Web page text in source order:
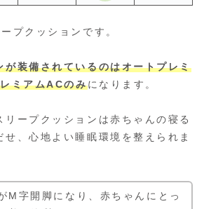
プクッションです。
が装備されているのはオートプレミ
ミアムACのみになります。
リープクッションは赤ちゃんの寝る
せ、心地よい睡眠環境を整えられま
M字開脚になり、赤ちゃんにとっ